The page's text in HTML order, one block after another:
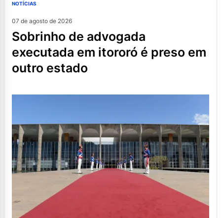
NOTÍCIAS
07 de agosto de 2026
sobrinho de advogada
executada em itororó é preso em
outro estado